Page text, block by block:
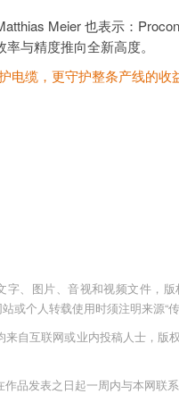
Meier 也表示：
与精度推向全新高度。
电缆，更守护整条产线的收
、图片、音视和视频文件，
或个人转载使用时须注明来源“
自互联网或业内投稿人士，版
品发表之日起一周内与本网联